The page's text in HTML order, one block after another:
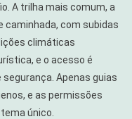
A trilha mais comum, a
caminhada, com subidas
climáticas
e o acesso é
Apenas guias
e as permissões
único.